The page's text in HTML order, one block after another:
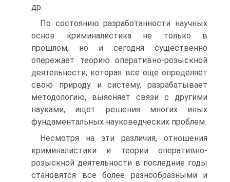
др.
По состоянию разработанности научных
основ криминалистика не только в
прошлом, но и сегодня существенно
опережает теорию оперативно-розыскной
деятельности, которая все еще определяет
свою природу и систему, разрабатывает
методологию, выясняет связи с другими
науками, ищет решения многих иных
фундаментальных науковедческих проблем.
Несмотря на эти различия, отношения
криминалистики и теории оперативно-
розыскной деятельности в последние годы
становятся все более разнообразными и